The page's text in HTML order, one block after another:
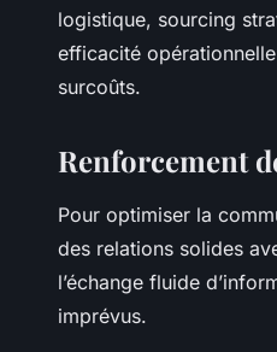
logistique, sourcing
efficacité
surcoûts.
Renforcement
Pour optimiser la
des relations solides
l’échange fluide
imprévus.